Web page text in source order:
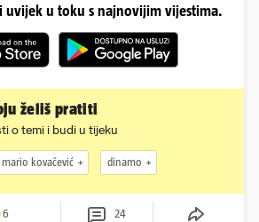
uvijek u toku s najnovijim vijestima.
želiš pratiti
o temi i budi u tijeku
mario kovačević dinamo
6 24